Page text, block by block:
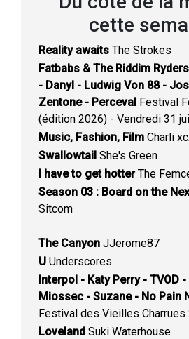
cette
Reality awaits The Strokes
Fatbabs & The Riddim
- Danyl - Ludwig Von 88 -
Zentone - Perceval Festival
(édition 2026) - Vendredi 31
Music, Fashion, Film Charli
Swallowtail She's Green
I have to get hotterThe
Season 03 : Board on the
Sitcom
The Canyon JJerome87
U Underscores
Interpol - Katy Perry - TVOD
Miossec - Suzane - No Pain
Festival des Vieilles Charrues
Loveland Suki Waterhouse